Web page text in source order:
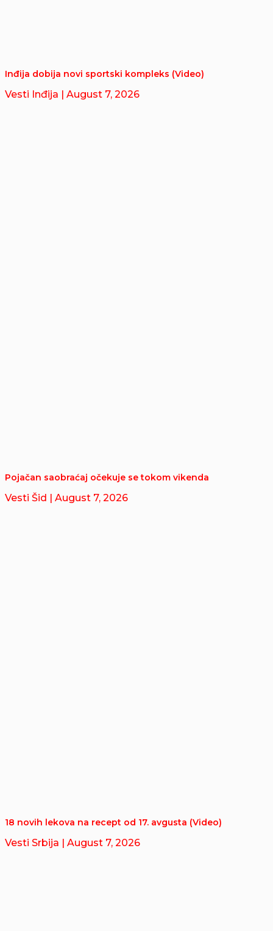
Inđija dobija novi sportski kompleks (Video)
Vesti Inđija | August 7, 2026
Pojačan saobraćaj očekuje se tokom vikenda
Vesti Šid | August 7, 2026
18 novih lekova na recept od 17. avgusta (Video)
Vesti Srbija | August 7, 2026